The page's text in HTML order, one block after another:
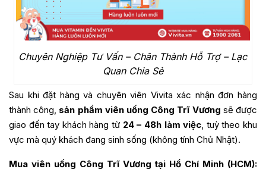
Chuyên Nghiệp Tư Vấn – Chân Thành Hỗ Trợ – Lạc
Quan Chia Sẻ
Sau khi đặt hàng và chuyên viên Vivita xác nhận đơn hàng
thành công, sản phẩm viên uống Công Trĩ Vương sẽ được
giao đến tay khách hàng từ 24 – 48h làm việc, tuỳ theo khu
vực mà quý khách đang sinh sống (không tính Chủ Nhật).
Mua viên uống Công Trĩ Vương tại Hồ Chí Minh (HCM):